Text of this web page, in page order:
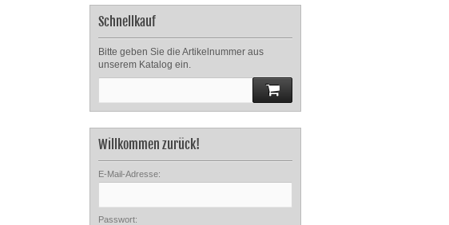
Schnellkauf
Bitte geben Sie die Artikelnummer aus
unserem Katalog ein.
Willkommen zurück!
E-Mail-Adresse:
Passwort: